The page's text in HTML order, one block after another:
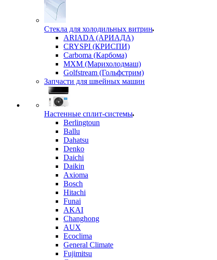
Стекла для холодильных витрин
ARIADA (АРИАДА)
CRYSPI (КРИСПИ)
Carboma (Карбома)
MXM (Марихолодмаш)
Golfstream (Гольфстрим)
Запчасти для швейных машин
Настенные сплит-системы
Berlingtoun
Ballu
Dahatsu
Denko
Daichi
Daikin
Axioma
Bosch
Hitachi
Funai
AKAI
Changhong
AUX
Ecoclima
General Climate
Fujimitsu